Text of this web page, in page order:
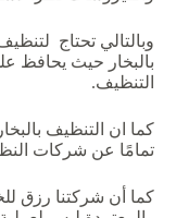
وبالتالي تحتاج
بالبخار حيث يحافظ
التنظيف.
كما ان التنظيف
تمامًا عن شركات
كما أن شركتنا رزق